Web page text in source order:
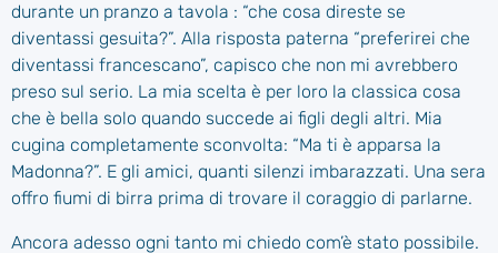
durante un pranzo a tavola : “che cosa direste se
diventassi gesuita?”. Alla risposta paterna “preferirei che
diventassi francescano”, capisco che non mi avrebbero
preso sul serio. La mia scelta è per loro la classica cosa
che è bella solo quando succede ai figli degli altri. Mia
cugina completamente sconvolta: “Ma ti è apparsa la
Madonna?”. E gli amici, quanti silenzi imbarazzati. Una sera
offro fiumi di birra prima di trovare il coraggio di parlarne.
Ancora adesso ogni tanto mi chiedo com’è stato possibile.